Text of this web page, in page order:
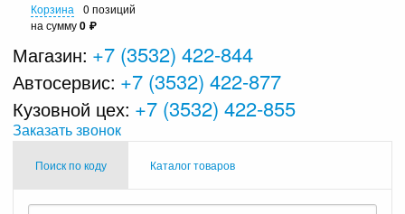
Корзина
0 позиций
на сумму0 ₽
Магазин: +7 (3532) 422-844
Автосервис: +7 (3532) 422-877
Кузовной цех: +7 (3532) 422-855
Заказать звонок
Поиск по коду Каталог товаров